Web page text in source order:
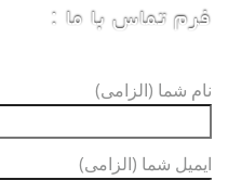
فرم تماس با ما :
نام شما (الزامی)
ایمیل شما (الزامی)